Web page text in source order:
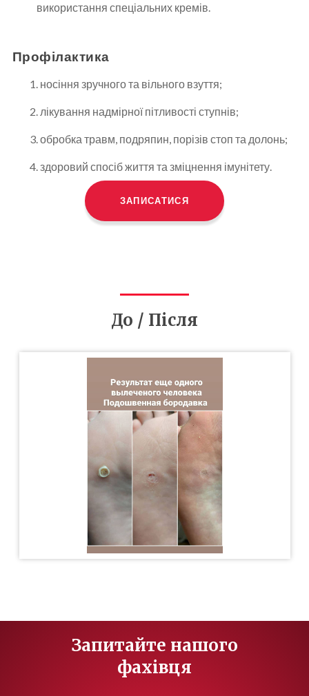
використання спеціальних кремів.
Профілактика
носіння зручного та вільного взуття;
лікування надмірної пітливості ступнів;
обробка травм, подряпин, порізів стоп та долонь;
здоровий спосіб життя та зміцнення імунітету.
ЗАПИСАТИСЯ
До / Після
Запитайте нашого
фахівця